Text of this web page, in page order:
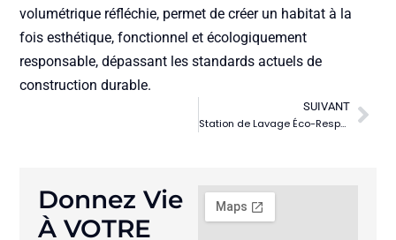
volumétrique réfléchie, permet de créer un habitat à la
fois esthétique, fonctionnel et écologiquement
responsable, dépassant les standards actuels de
construction durable.
SUIVANT
Station de Lavage Éco-Responsable
Donnez Vie
À VOTRE